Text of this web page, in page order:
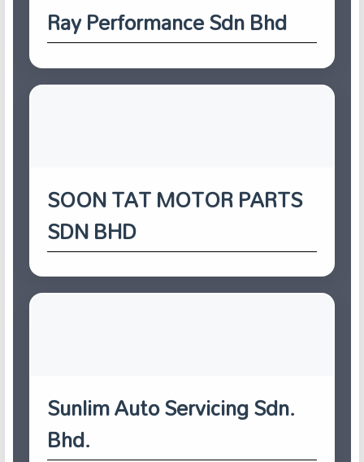
Ray Performance Sdn Bhd
SOON TAT MOTOR PARTS
SDN BHD
Sunlim Auto Servicing Sdn.
Bhd.